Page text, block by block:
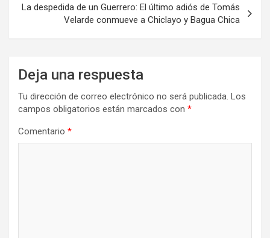
La despedida de un Guerrero: El último adiós de Tomás
Velarde conmueve a Chiclayo y Bagua Chica
Deja una respuesta
Tu dirección de correo electrónico no será publicada. Los
campos obligatorios están marcados con *
Comentario *